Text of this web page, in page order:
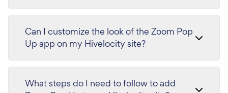
Can I customize the look of the Zoom Pop
Up app on my Hivelocity site?
What steps do I need to follow to add